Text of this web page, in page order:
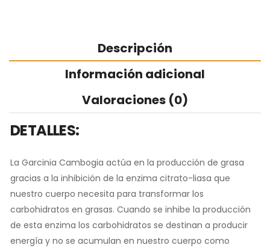
Descripción
Información adicional
Valoraciones (0)
DETALLES:
La Garcinia Cambogia actúa en la producción de grasa
gracias a la inhibición de la enzima citrato-liasa que
nuestro cuerpo necesita para transformar los
carbohidratos en grasas. Cuando se inhibe la producción
de esta enzima los carbohidratos se destinan a producir
energía y no se acumulan en nuestro cuerpo como